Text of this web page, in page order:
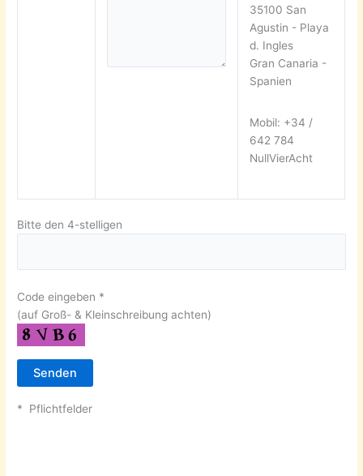
35100 San
Agustin - Playa
d. Ingles
Gran Canaria -
Spanien
Mobil: +34 /
642 784
NullVierAcht
Bitte den 4-stelligen
Code eingeben *
(auf Groß- & Kleinschreibung achten)
* Pflichtfelder